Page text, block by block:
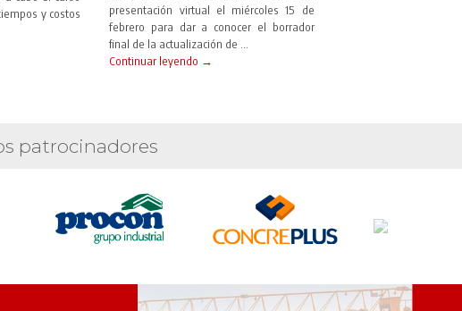
y costos
presentación virtual el miércoles 15 de
febrero para dar a conocer el borrador
final de la actualización de ...
Continuar leyendo →
patrocinadores